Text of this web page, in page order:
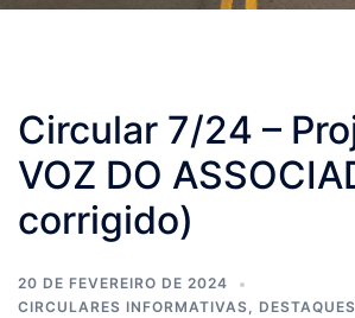
Circular 7/24 –
VOZ DO
corrigido)
20 DE FEVEREIRO DE 2024
CIRCULARES INFORMATIVAS, DESTAQUES